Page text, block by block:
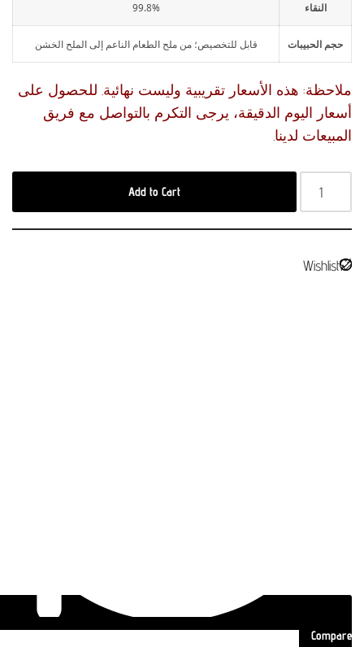
النقاء 99.8%
حجم الحبيبات قابل للتخصيص؛ من ملح الطعام الناعم إلى الملح الخشن
ملاحظة: هذه الأسعار تقريبية وليست نهائية. للحصول على
أسعار اليوم الدقيقة، يرجى التكرم بالتواصل مع فريق
المبيعات لدينا.
Add to Cart
Wishlist
Compare